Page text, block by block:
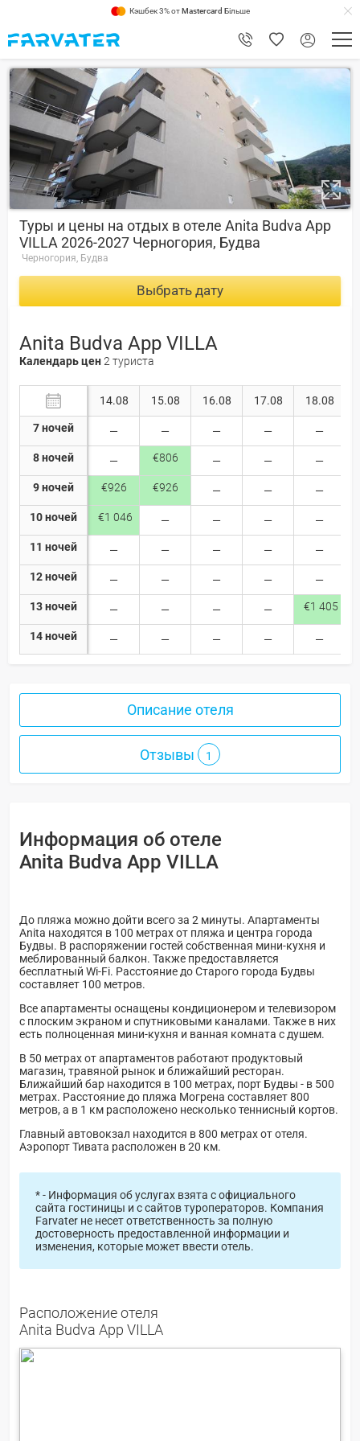
Кэшбек 3% отMastercard Більше
9
Туры и цены на отдых в отеле Anita Budva App
VILLA 2026-2027 Черногория, Будва
Черногория, Будва
Выбрать дату
Anita Budva App VILLA
Календарь цен2 туриста
7 ночей
8 ночей
9 ночей
10 ночей
11 ночей
12 ночей
13 ночей
14 ночей
14.08 15.08 16.08 17.08 18.08
€806
€926 €926
€1 046
€1 405
Описание отеля
Отзывы 1
Информация об отеле
Anita Budva App VILLA
До пляжа можно дойти всего за 2 минуты. Апартаменты
Anita находятся в 100 метрах от пляжа и центра города
Будвы. В распоряжении гостей собственная мини-кухня и
меблированный балкон. Также предоставляется
бесплатный Wi-Fi. Расстояние до Старого города Будвы
составляет 100 метров.
Все апартаменты оснащены кондиционером и телевизором
с плоским экраном и спутниковыми каналами. Также в них
есть полноценная мини-кухня и ванная комната с душем.
В 50 метрах от апартаментов работают продуктовый
магазин, травяной рынок и ближайший ресторан.
Ближайший бар находится в 100 метрах, порт Будвы - в 500
метрах. Расстояние до пляжа Могрена составляет 800
метров, а в 1 км расположено несколько теннисный кортов.
Главный автовокзал находится в 800 метрах от отеля.
Аэропорт Тивата расположен в 20 км.
* - Информация об услугах взята с официального
сайта гостиницы и с сайтов туроператоров. Компания
Farvater не несет ответственность за полную
достоверность предоставленной информации и
изменения, которые может ввести отель.
Расположение отеля
Anita Budva App VILLA